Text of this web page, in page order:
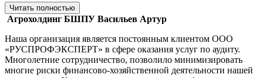
Читать полностью
Агрохолдинг БШПУ Васильев Артур
Наша организация является постоянным клиентом ООО
«РУСПРОФЭКСПЕРТ» в сфере оказания услуг по аудиту.
Многолетние сотрудничество, позволило минимизировать
многие риски финансово-хозяйственной деятельности нашей